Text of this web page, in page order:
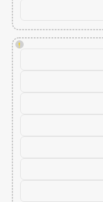
!